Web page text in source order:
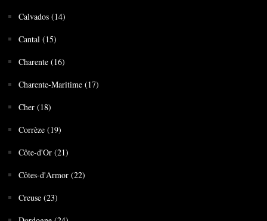
Calvados (14)
Cantal (15)
Charente (16)
Charente-Maritime (17)
Cher (18)
Corrèze (19)
Côte-d'Or (21)
Côtes-d'Armor (22)
Creuse (23)